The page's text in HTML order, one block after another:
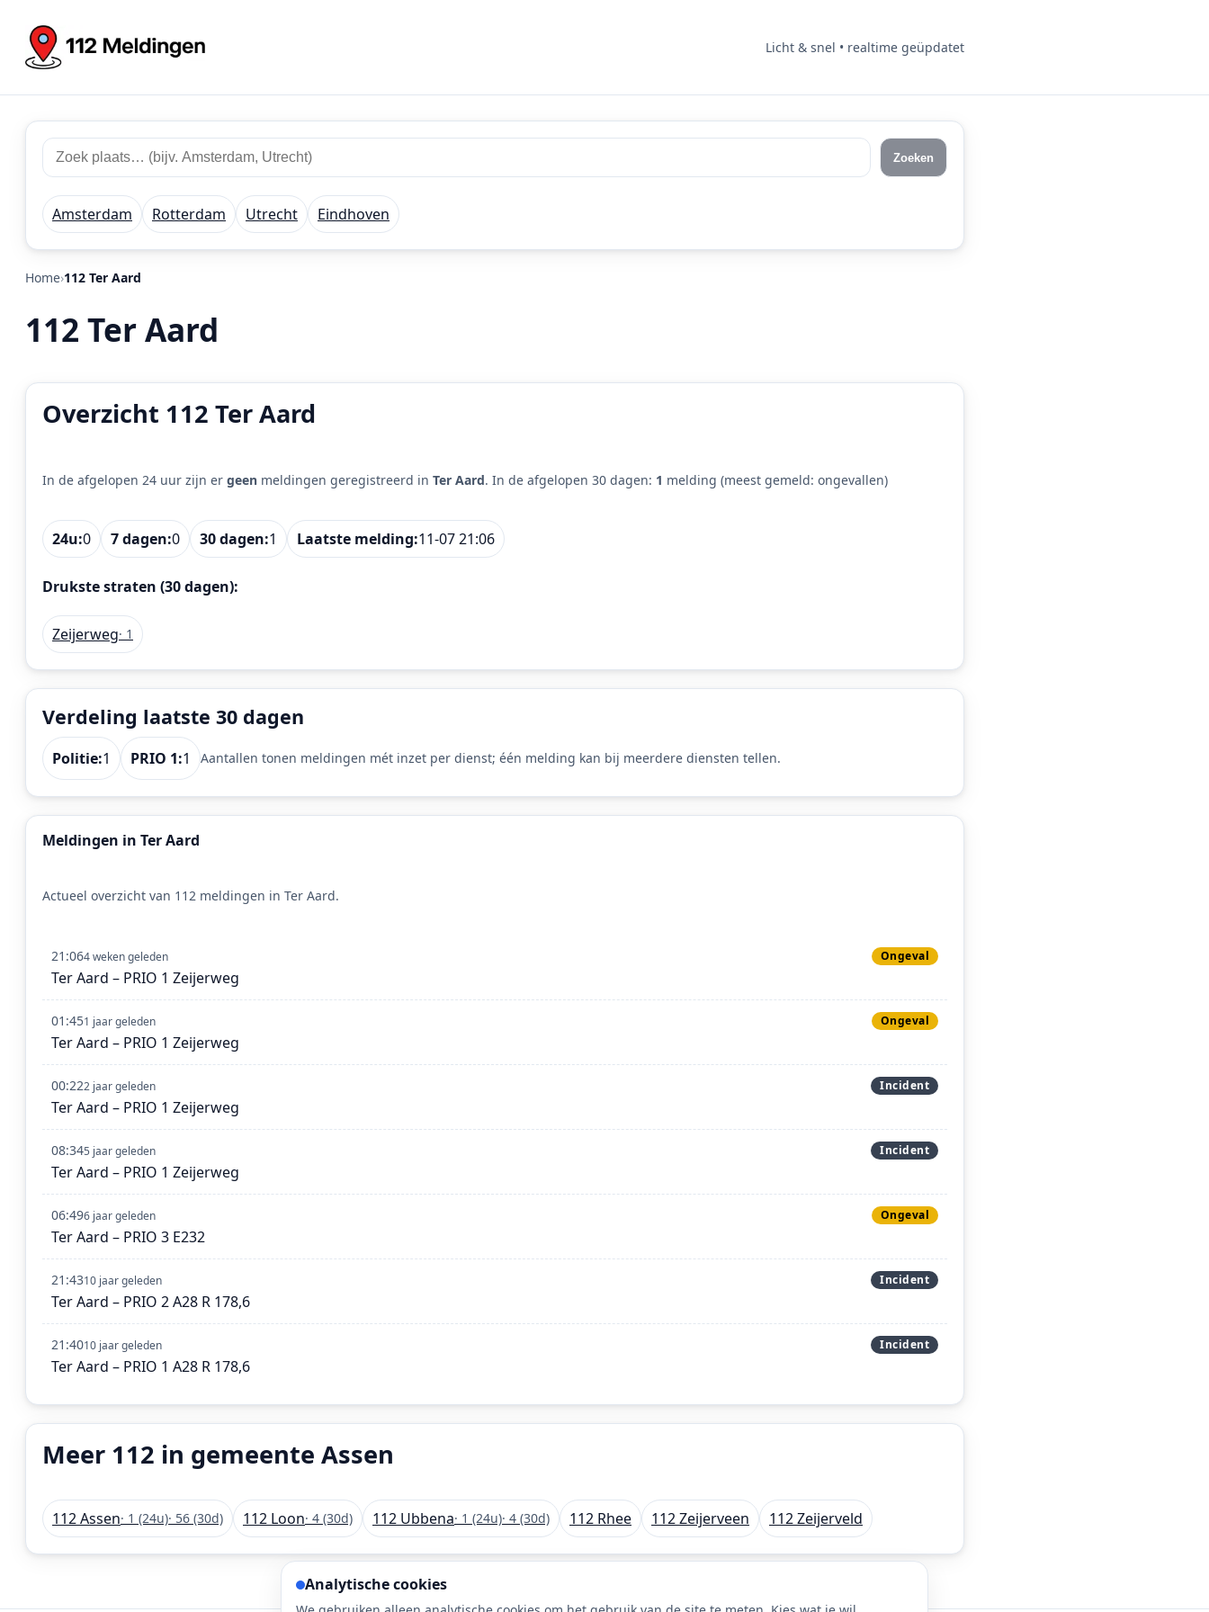
Licht & snel • realtime geüpdatet
Zoek
112
meldingen
Zoek
plaats
regio
Zoeken
Amsterdam Rotterdam Utrecht Eindhoven
Home 112 Ter Aard
112 Ter Aard
Overzicht 112 Ter Aard
In de afgelopen 24 uur zijn er geen meldingen geregistreerd in Ter Aard. In de afgelopen 30 dagen: 1 melding (meest gemeld: ongevallen)
24u:0 7 dagen:0 30 dagen:1 Laatste melding:11-07 21:06
Drukste straten (30 dagen):
Zeijerweg· 1
Verdeling laatste 30 dagen
Politie:1 PRIO 1:1 Aantallen tonen meldingen mét inzet per dienst; één melding kan bij meerdere diensten tellen.
Meldingen in Ter Aard
Actueel overzicht van 112 meldingen in Ter Aard.
21:064 weken geleden Ongeval
Ter Aard – PRIO 1 Zeijerweg
01:451 jaar geleden Ongeval
Ter Aard – PRIO 1 Zeijerweg
00:222 jaar geleden Incident
Ter Aard – PRIO 1 Zeijerweg
08:345 jaar geleden Incident
Ter Aard – PRIO 1 Zeijerweg
06:496 jaar geleden Ongeval
Ter Aard – PRIO 3 E232
21:4310 jaar geleden Incident
Ter Aard – PRIO 2 A28 R 178,6
21:4010 jaar geleden Incident
Ter Aard – PRIO 1 A28 R 178,6
Meer 112 in gemeente Assen
112 Assen· 1 (24u)· 56 (30d) 112 Loon· 4 (30d) 112 Ubbena· 1 (24u)· 4 (30d) 112 Rhee 112 Zeijerveen 112 Zeijerveld
Analytische cookies